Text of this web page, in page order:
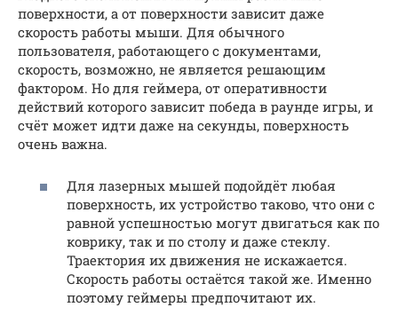
поверхности, а от поверхности зависит даже
скорость работы мыши. Для обычного
пользователя, работающего с документами,
скорость, возможно, не является решающим
фактором. Но для геймера, от оперативности
действий которого зависит победа в раунде игры, и
счёт может идти даже на секунды, поверхность
очень важна.
Для лазерных мышей подойдёт любая
поверхность, их устройство таково, что они с
равной успешностью могут двигаться как по
коврику, так и по столу и даже стеклу.
Траектория их движения не искажается.
Скорость работы остаётся такой же. Именно
поэтому геймеры предпочитают их.